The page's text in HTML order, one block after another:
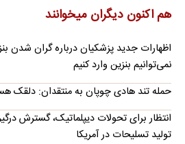
هم اکنون دیگران میخوانند
اظهارات جدید پزشکیان درباره گران شدن
نمی‌توانیم بنزین وارد کنیم
حمله تند هادی چوپان به منتقدان: دلقک
انتظار برای تحولات دیپلماتیک، گسترش
تولید تسلیحات در آمریکا